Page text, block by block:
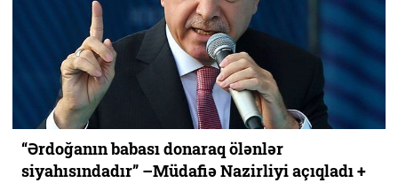
“Ərdoğanın babası donaraq ölənlər
siyahısındadır” –Müdafiə Nazirliyi açıqladı +